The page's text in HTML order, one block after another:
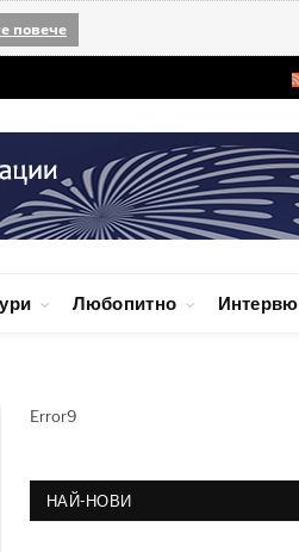
повече
Любопитно Интервю
Error9
НАЙ-НОВИ